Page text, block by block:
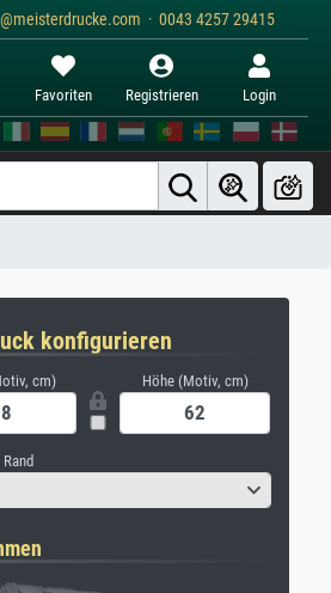
· 0043 4257 29415
Favoriten Registrieren Login
konfigurieren
cm) Höhe (Motiv, cm)